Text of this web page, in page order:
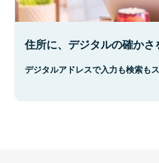
住所に、デジタルの確かさ
デジタルアドレスで入力も検索もス